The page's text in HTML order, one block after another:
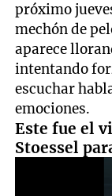
próximo
mechón de
aparece
intentando
escuchar
emociones.
Este fue el
Stoessel